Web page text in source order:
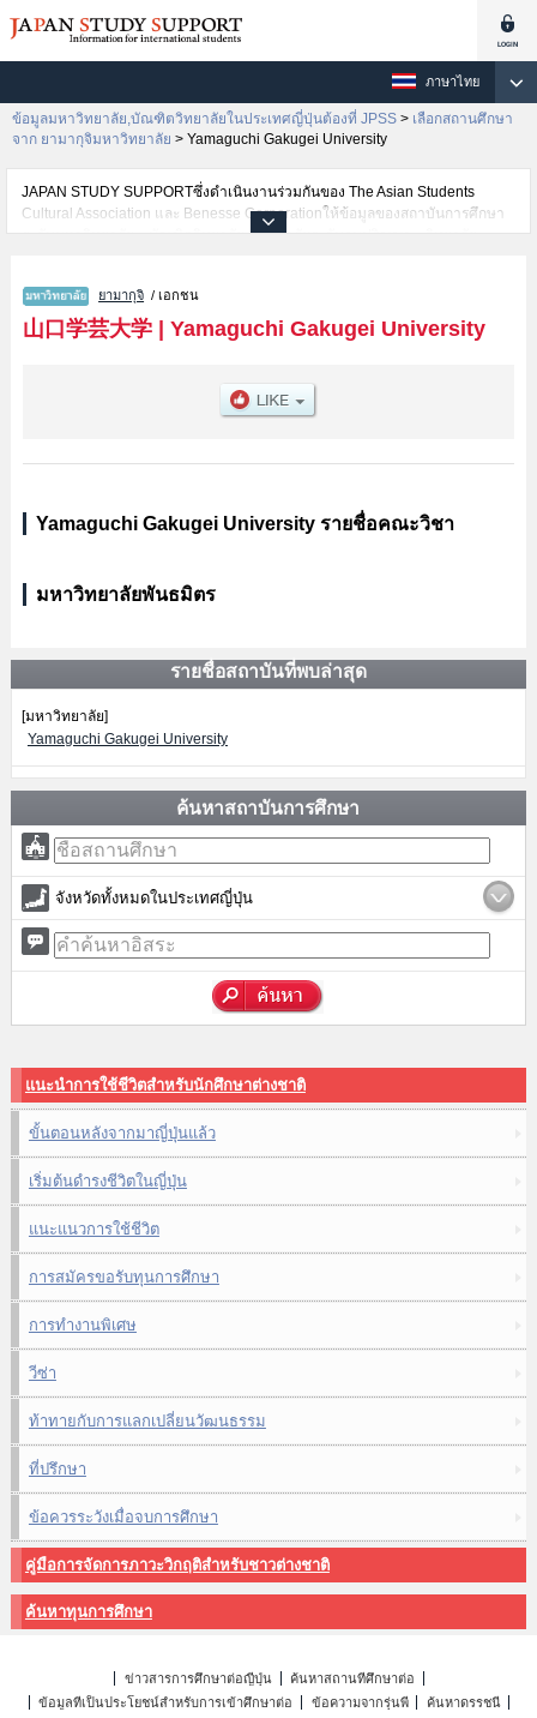
ภาษาไทย
ข้อมูลมหาวิทยาลัย,บัณฑิตวิทยาลัยในประเทศญี่ปุ่นต้องที่ JPSS > เลือกสถานศึกษา
จาก ยามากุจิมหาวิทยาลัย > Yamaguchi Gakugei University
JAPAN STUDY SUPPORTซึ่งดำเนินงานร่วมกันของ The Asian Students
Cultural Association และ Benesse Corporationให้ข้อมูลของสถาบันการศึกษา
ระดับมหาวิทยาลัย・บัณฑิตวิทยาลัย・วิทยาลัยระดับอนุปริญญา・วิทยาลัย
นักศึกษาต่างชาติเช่นข้อมูลของแต่ละคณะ,ข้อมูลการสอบคัดเลือกเข้าศึกษาเช่น
จำนวนคนที่รับสมัครหรือจำนวนคนที่ผ่านการสอบคัดเลือกเป็นต้น,แนะนำสถาน
ที่,การเดินทางเป็นต้นไว้ด้วยดังนั้นขอเชิญใช้บริการค้นหาข้อมูลตามอัธยาศัย
ยามากุจิ / เอกชน
山口学芸大学| Yamaguchi Gakugei University
Yamaguchi Gakugei University รายชื่อคณะวิชา
มหาวิทยาลัยพันธมิตร
รายชื่อสถาบันที่พบล่าสุด
[มหาวิทยาลัย]
Yamaguchi Gakugei University
ค้นหาสถาบันการศึกษา
จังหวัดทั้งหมดในประเทศญี่ปุ่น
แนะนำการใช้ชีวิตสำหรับนักศึกษาต่างชาติ
ขั้นตอนหลังจากมาญี่ปุ่นแล้ว
เริ่มต้นดำรงชีวิตในญี่ปุ่น
แนะแนวการใช้ชีวิต
การสมัครขอรับทุนการศึกษา
การทำงานพิเศษ
วีซ่า
ท้าทายกับการแลกเปลี่ยนวัฒนธรรม
ที่ปรึกษา
ข้อควรระวังเมื่อจบการศึกษา
คู่มือการจัดการภาวะวิกฤติสำหรับชาวต่างชาติ
ค้นหาทุนการศึกษา
ข่าวสารการศึกษาต่อญี่ปุ่น
ค้นหาสถานที่ศึกษาต่อ
ข้อมูลที่เป็นประโยชน์สำหรับการเข้าศึกษาต่อ
ข้อความจากรุ่นพี่
ค้นหาดรรชนี